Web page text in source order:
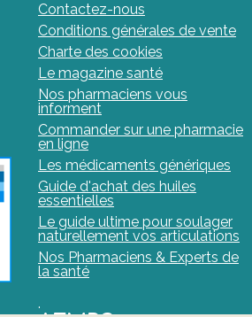
Contactez-nous
Conditions générales de vente
Charte des cookies
Le magazine santé
Nos pharmaciens vous
informent
Commander sur une pharmacie
en ligne
Les médicaments génériques
Guide d'achat des huiles
essentielles
Le guide ultime pour soulager
naturellement vos articulations
Nos Pharmaciens & Experts de
la santé
.